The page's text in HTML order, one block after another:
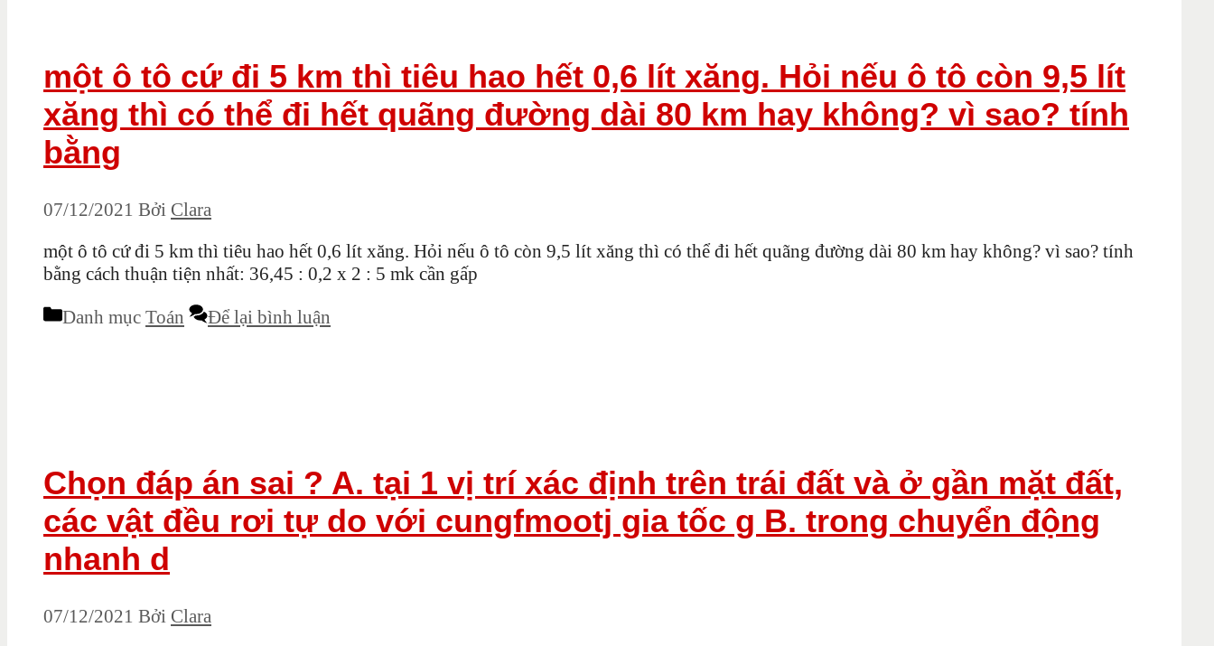
một ô tô cứ đi 5 km thì tiêu hao hết 0,6 lít xăng. Hỏi nếu ô tô còn 9,5 lít
xăng thì có thể đi hết quãng đường dài 80 km hay không? vì sao? tính
bằng
07/12/2021 Bởi Clara
một ô tô cứ đi 5 km thì tiêu hao hết 0,6 lít xăng. Hỏi nếu ô tô còn 9,5 lít xăng thì có thể đi hết quãng đường dài 80 km hay không? vì sao? tính
bằng cách thuận tiện nhất: 36,45 : 0,2 x 2 : 5 mk cần gấp
Danh mục Toán Để lại bình luận
Chọn đáp án sai ? A. tại 1 vị trí xác định trên trái đất và ở gần mặt đất,
các vật đều rơi tự do với cungfmootj gia tốc g B. trong chuyển động
nhanh d
07/12/2021 Bởi Clara